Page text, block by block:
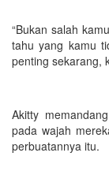
“Bukan salah
tahu yang kamu
penting sekarang,
Akitty
pada wajah
perbuatannya itu.